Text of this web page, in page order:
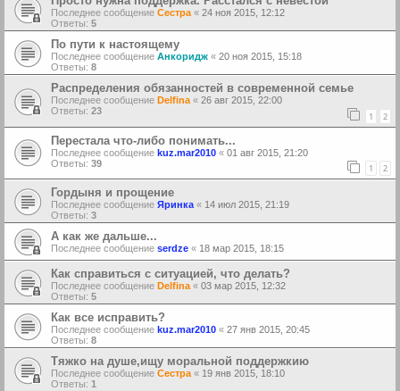
Последнее сообщение Сестра « 24 ноя 2015, 12:12
Ответы: 5
По пути к настоящему
Последнее сообщение Анкоридж « 20 ноя 2015, 15:18
Ответы: 8
Распределения обязанностей в современной семье
Последнее сообщение Delfina « 26 авг 2015, 22:00
Ответы: 23 1 2
Перестала что-либо понимать...
Последнее сообщение kuz.mar2010 « 01 авг 2015, 21:20
Ответы: 39 1 2
Гордыня и прощение
Последнее сообщение Яринка « 14 июл 2015, 21:19
Ответы: 3
А как же дальше...
Последнее сообщение serdze « 18 мар 2015, 18:15
Как справиться с ситуацией, что делать?
Последнее сообщение Delfina « 03 мар 2015, 12:32
Ответы: 5
Как все исправить?
Последнее сообщение kuz.mar2010 « 27 янв 2015, 20:45
Ответы: 8
Тяжко на душе,ищу моральной поддержкию
Последнее сообщение Сестра « 19 янв 2015, 18:10
Ответы: 1